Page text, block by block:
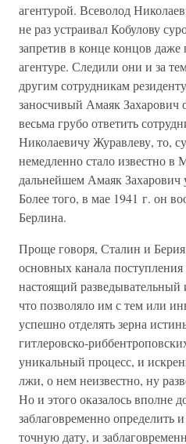
агентурой. Всеволод
не раз устраивал Кобулову
запретив в конце концов даже
агентуре. Следили они и за
другим сотрудникам
заносчивый Амаяк Захарович
весьма грубо ответить
Николаевичу Журавлеву, то,
немедленно стало известно в
дальнейшем Амаяк Захарович
Более того, в мае 1941 г. он
Берлина.
Проще говоря, Сталин и
основных канала
настоящий
что позволяло им с тем или
успешно отделять зерна
гитлеровско-
уникальный процесс, и
лжи, о нем неизвестно, ну
Но и этого оказалось вполне
заблаговременно определить
точную дату, и